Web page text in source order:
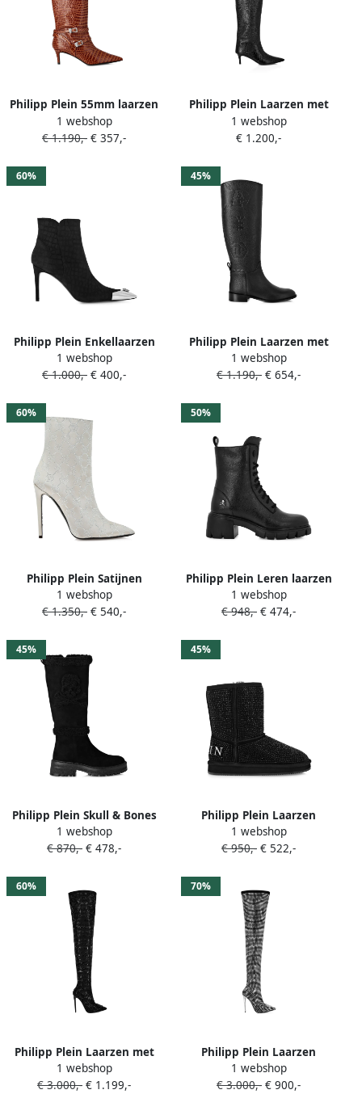
Philipp Plein 55mm laarzen
met krokodillen-reliëf Bruin
1 webshop
€ 1.190,- € 357,-
Philipp Plein Laarzen met
lage hak en print Zwart
1 webshop
€ 1.200,-
60%
Philipp Plein Enkellaarzen
met krokodillen-reliëf Zwart
1 webshop
€ 1.000,- € 400,-
45%
Philipp Plein Laarzen met
monogram-reliëf Zwart
1 webshop
€ 1.190,- € 654,-
60%
Philipp Plein Satijnen
laarzen met 120 mm
monogram Beige
1 webshop
€ 1.350,- € 540,-
50%
Philipp Plein Leren laarzen
Zwart
1 webshop
€ 948,- € 474,-
45%
Philipp Plein Skull & Bones
laarzen Zwart
1 webshop
€ 870,- € 478,-
45%
Philipp Plein Laarzen
verfraaid met kristallen
Zwart
1 webshop
€ 950,- € 522,-
60%
Philipp Plein Laarzen met
slangenprint Zwart
1 webshop
€ 3.000,- € 1.199,-
70%
Philipp Plein Laarzen
verfraaid met stras Zwart
1 webshop
€ 3.000,- € 900,-